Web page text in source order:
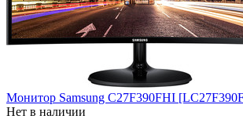
Монитор Samsung C27F390FHI
Нет в наличии